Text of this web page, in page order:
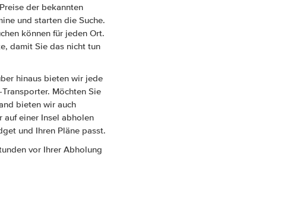
der bekannten
und starten die Suche.
können für jeden Ort.
damit Sie das nicht tun
hinaus bieten wir jede
Möchten Sie
bieten wir auch
auf einer Insel abholen
und Ihren Pläne passt.
vor Ihrer Abholung